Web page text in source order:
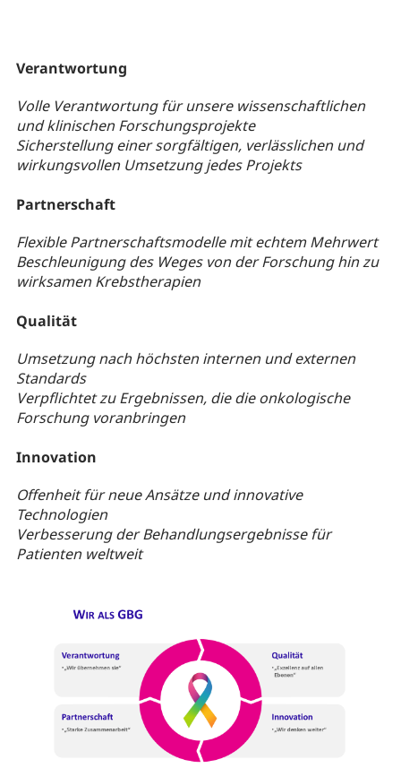
Verantwortung
Volle Verantwortung für unsere wissenschaftlichen
und klinischen Forschungsprojekte
Sicherstellung einer sorgfältigen, verlässlichen und
wirkungsvollen Umsetzung jedes Projekts
Partnerschaft
Flexible Partnerschaftsmodelle mit echtem Mehrwert
Beschleunigung des Weges von der Forschung hin zu
wirksamen Krebstherapien
Qualität
Umsetzung nach höchsten internen und externen
Standards
Verpflichtet zu Ergebnissen, die die onkologische
Forschung voranbringen
Innovation
Offenheit für neue Ansätze und innovative
Technologien
Verbesserung der Behandlungsergebnisse für
Patienten weltweit